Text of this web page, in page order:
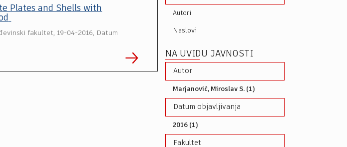
Plates and Shells with
fakultet, 19-04-2016, Datum
Autori
Naslovi
NA UVIDU JAVNOSTI
Autor
Marjanović, Miroslav S. (1)
Datum objavljivanja
2016 (1)
Fakultet